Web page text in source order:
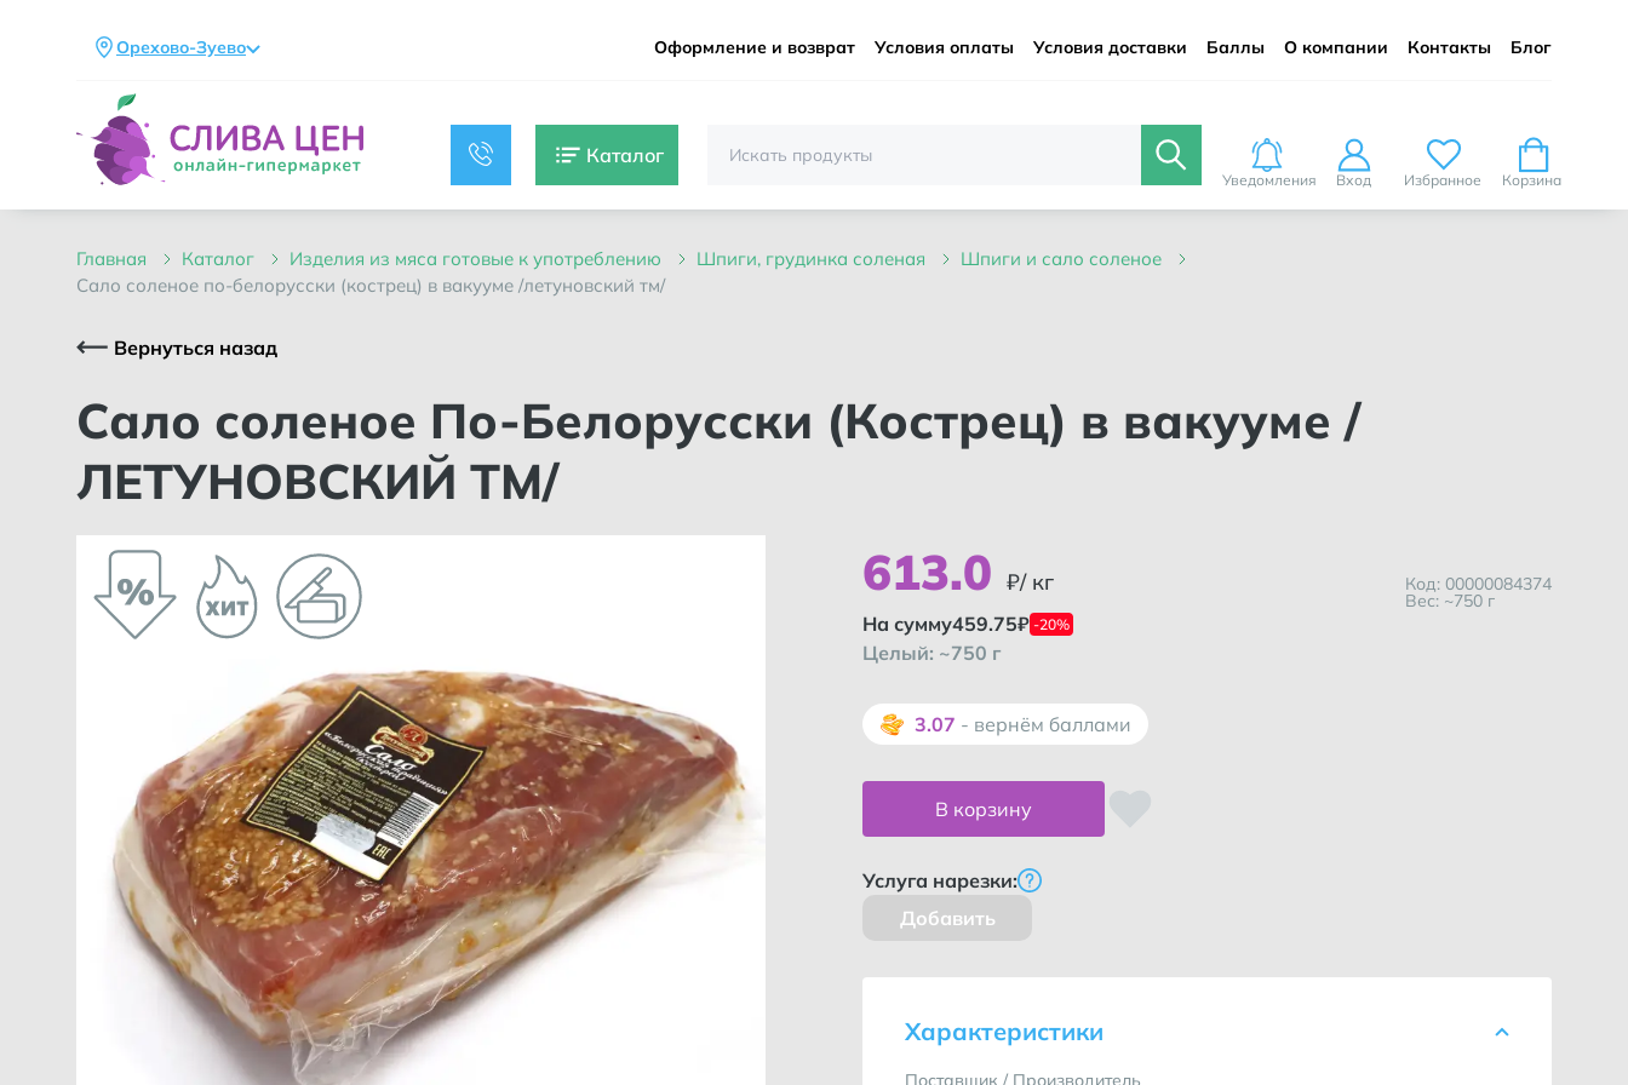
Орехово-Зуево Оформление и возврат Условия оплаты Условия доставки Баллы О компании Контакты Блог
Каталог
Уведомления Вход Избранное Корзина
главная каталог изделия из мяса готовые к употреблению шпиги, грудинка соленая
шпиги и сало соленое
сало соленое по-белорусски (кострец) в вакууме /летуновский тм/
Вернуться назад
Сало соленое По-Белорусски (Кострец) в вакууме /
ЛЕТУНОВСКИЙ ТМ/
613.0 ₽/ кг Код: 00000084374
Вес: ~750 г
На сумму459.75₽ -20%
Целый: ~750 г
3.07 - вернём баллами
В корзину
Услуга нарезки:
Добавить
Характеристики
Поставщик / Производитель